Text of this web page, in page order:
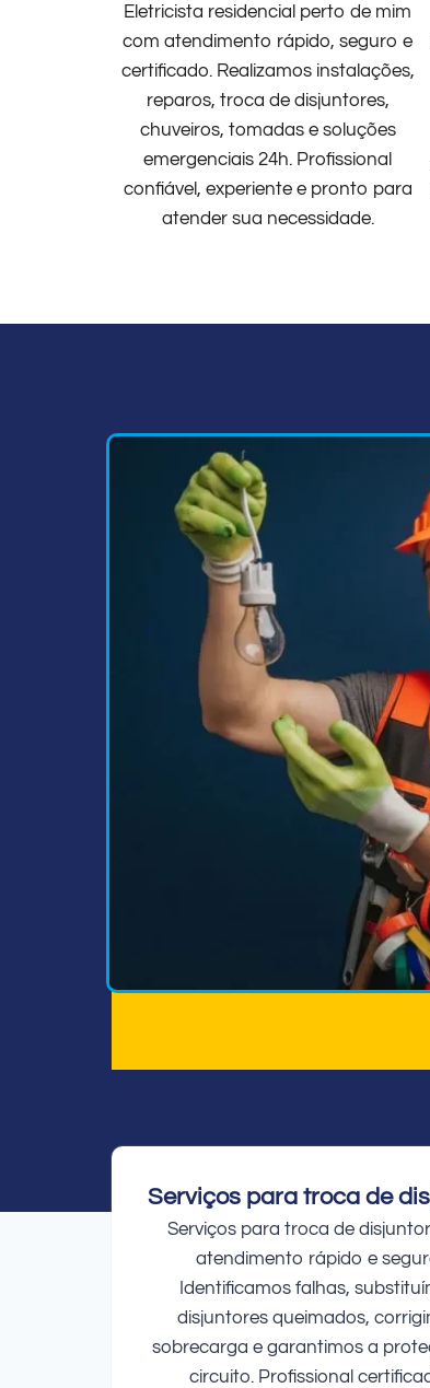
Eletricista residencial perto de mim
com atendimento rápido, seguro e
certificado. Realizamos instalações,
reparos, troca de disjuntores,
chuveiros, tomadas e soluções
emergenciais 24h. Profissional
confiável, experiente e pronto para
atender sua necessidade.
Serviços para troca de
Serviços para troca de
atendimento rápido e
Identificamos falhas,
disjuntores queimados,
sobrecarga e garantimos a
circuito. Profissional